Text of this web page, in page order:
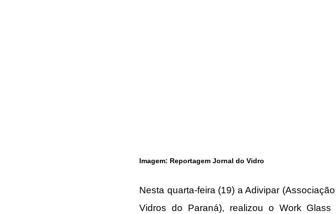
Imagem: Reportagem Jornal do Vidro
Nesta quarta-feira (19) a Adivipar
Vidros do Paraná), realizou o Work